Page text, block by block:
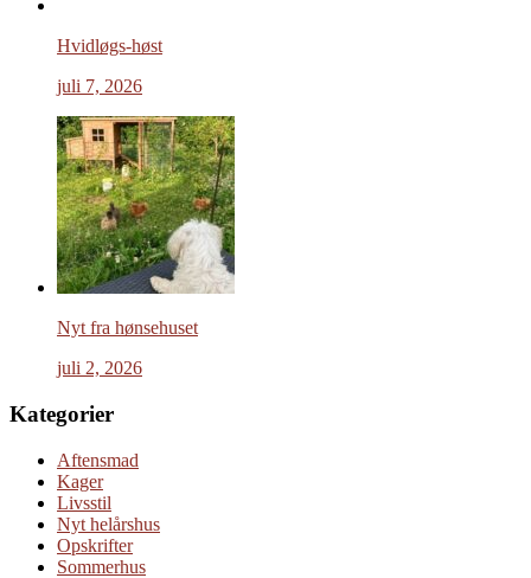
Hvidløgs-høst
juli 7, 2026
Nyt fra hønsehuset
juli 2, 2026
Kategorier
Aftensmad
Kager
Livsstil
Nyt helårshus
Opskrifter
Sommerhus